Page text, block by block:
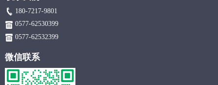
180-7217-9801
0577-62530399
0577-62532399
微信联系